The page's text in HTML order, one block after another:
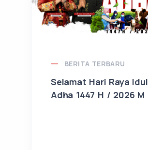
BERITA TERBARU
Selamat Hari Raya Idul
Adha 1447 H / 2026 M